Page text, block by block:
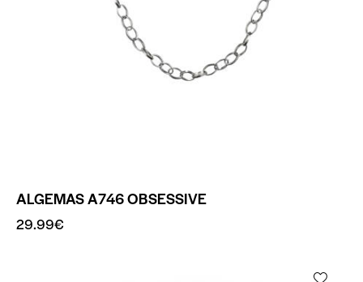
ALGEMAS A746 OBSESSIVE
29.99€